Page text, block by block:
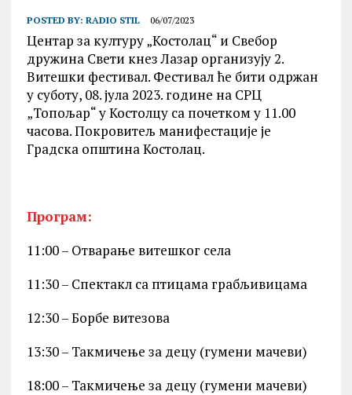
POSTED BY: RADIO STIL 06/07/2023
Центар за културу „Костолац“ и Свебор
дружина Свети кнез Лазар организују 2.
Витешки фестивал. Фестивал ће бити одржан
у суботу, 08. јула 2023. године на СРЦ
„Топољар“ у Костолцу са почетком у 11.00
часова. Покровитељ манифестације је
Градска општина Костолац.
Програм:
11:00 – Отварање витешког села
11:30 – Спектакл са птицама грабљивицама
12:30 – Борбе витезова
13:30 – Такмичење за децу (гумени мачеви)
18:00 – Такмичење за децу (гумени мачеви)